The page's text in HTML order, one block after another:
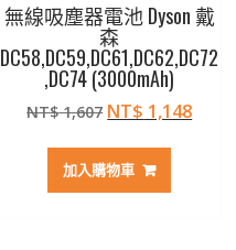
無線吸塵器電池 Dyson 戴
森
DC58,DC59,DC61,DC62,DC72
,DC74 (3000mAh)
NT$1,607 原
價
格：
NT$ 1,148目
加入購物車